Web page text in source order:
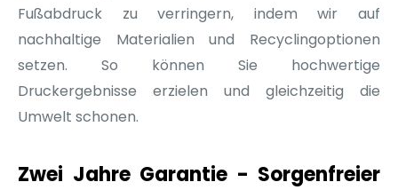
Fußabdruck zu verringern, indem wir auf
nachhaltige Materialien und Recyclingoptionen
setzen. So können Sie hochwertige
Druckergebnisse erzielen und gleichzeitig die
Umwelt schonen.
Zwei Jahre Garantie - Sorgenfreier